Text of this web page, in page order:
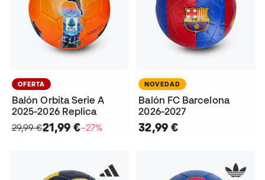
OFERTA
Balón Orbita Serie A
2025-2026 Replica
29,99 €21,99 €−27%
NOVEDAD
Balón FC Barcelona
2026-2027
32,99 €